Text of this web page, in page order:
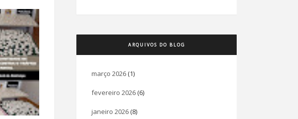
ARQUIVOS DO BLOG
março 2026 (1)
fevereiro 2026 (6)
janeiro 2026 (8)